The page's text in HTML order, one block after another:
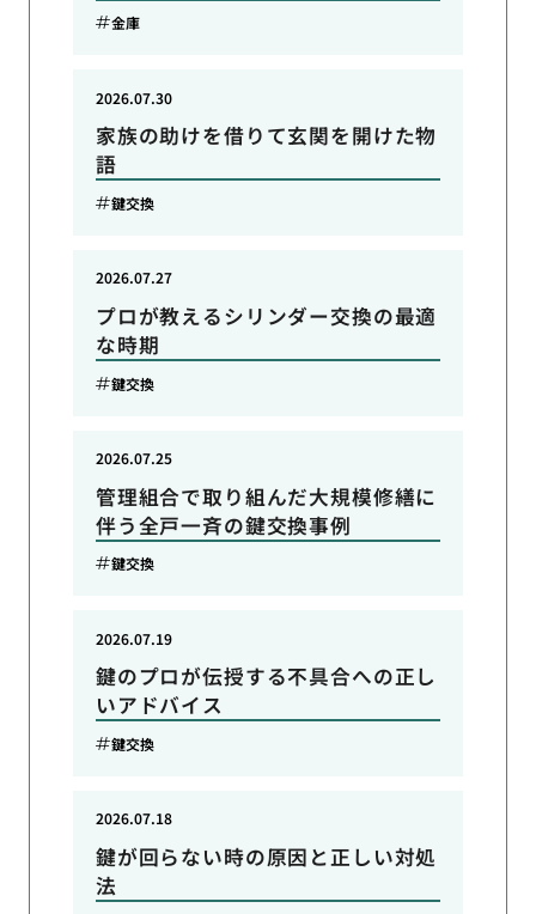
金庫
家族の助けを借りて玄関を開けた物
語
2026.07.30
鍵交換
プロが教えるシリンダー交換の最適
な時期
2026.07.27
鍵交換
管理組合で取り組んだ大規模修繕に
伴う全戸一斉の鍵交換事例
2026.07.25
鍵交換
鍵のプロが伝授する不具合への正し
いアドバイス
2026.07.19
鍵交換
鍵が回らない時の原因と正しい対処
法
2026.07.18